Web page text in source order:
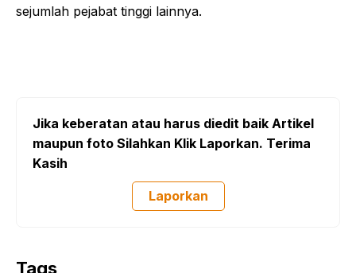
sejumlah pejabat tinggi lainnya.
Jika keberatan atau harus diedit baik Artikel
maupun foto Silahkan Klik Laporkan. Terima
Kasih
Laporkan
Tags